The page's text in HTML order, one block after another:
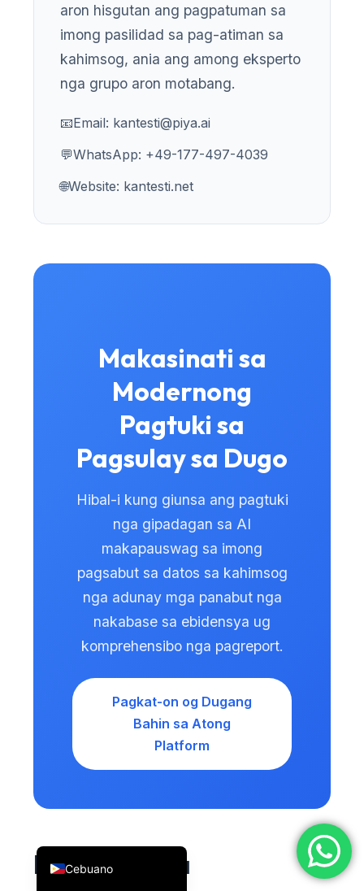
aron hisgutan ang pagpatuman sa
imong pasilidad sa pag-atiman sa
kahimsog, ania ang among eksperto
nga grupo aron motabang.
📧Email: kantesti@piya.ai
💬WhatsApp: +49-177-497-4039
🌐Website: kantesti.net
Makasinati sa
Modernong
Pagtuki sa
Pagsulay sa Dugo
Hibal-i kung giunsa ang pagtuki
nga gipadagan sa AI
makapauswag sa imong
pagsabut sa datos sa kahimsog
nga adunay mga panabut nga
nakabase sa ebidensya ug
komprehensibo nga pagreport.
Pagkat-on og Dugang
Bahin sa Atong
Platform
Kanunay nga
Cebuano
Français
Español
Português
Ελληνικά
Türkçe
Română
简体中文
Български
Dansk
Bahasa Indonesia
Հայերեն
Azərbaycan dili
ქართული
Русский
Lietuvių kalba
Polski
한국어